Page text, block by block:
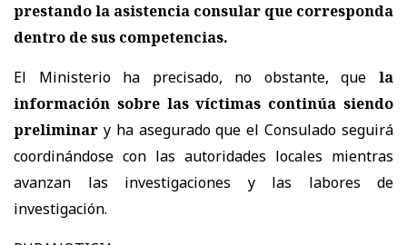
prestando la asistencia consular que corresponda
dentro de sus competencias.
El Ministerio ha precisado, no obstante, que la
información sobre las víctimas continúa siendo
preliminar y ha asegurado que el Consulado seguirá
coordinándose con las autoridades locales mientras
avanzan las investigaciones y las labores de
investigación.